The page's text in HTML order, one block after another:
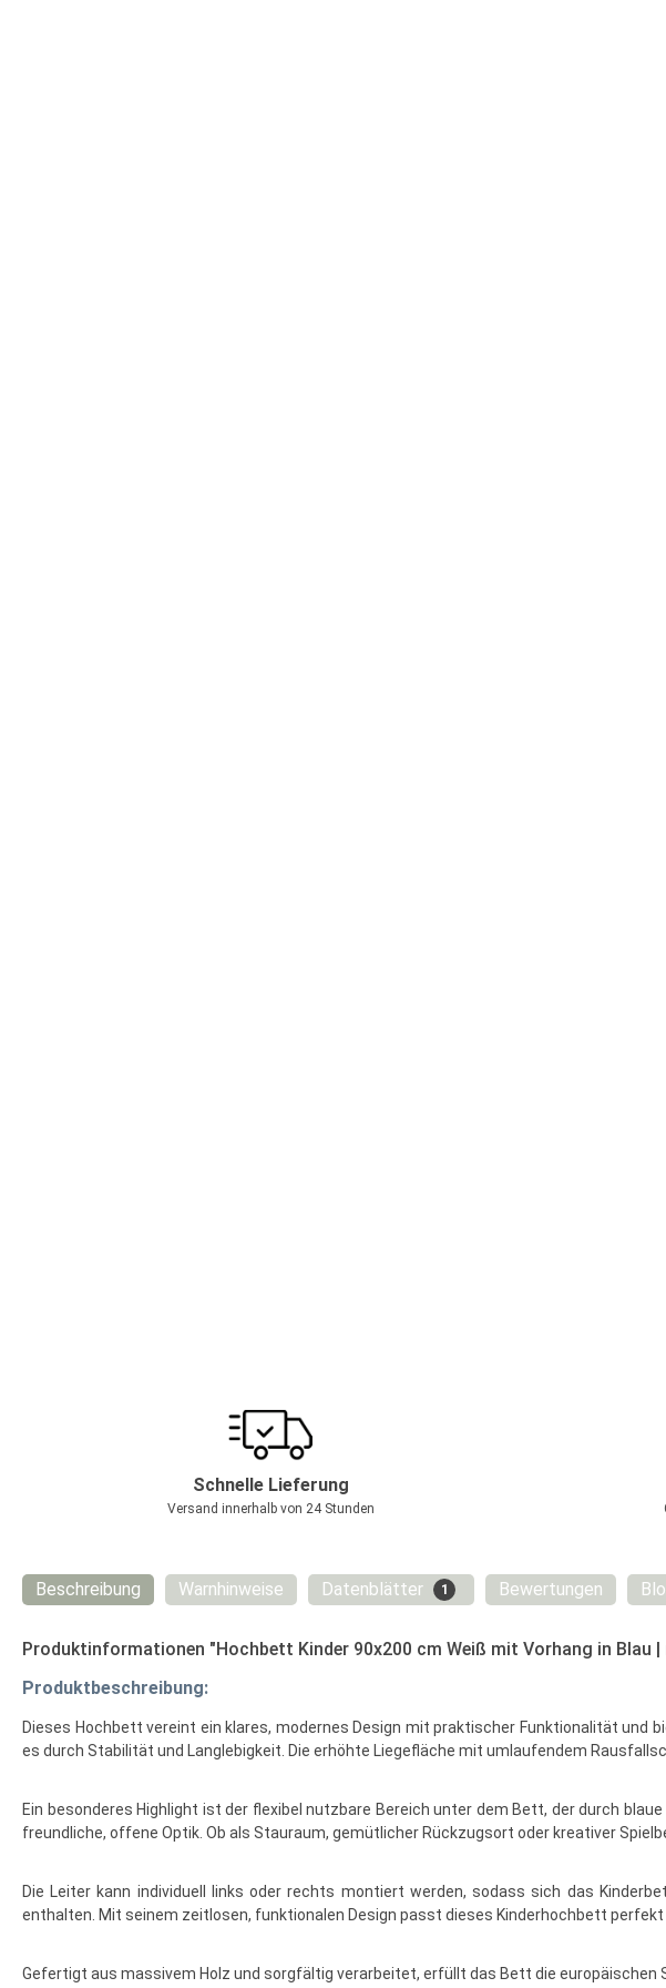
Schnelle Lieferung
Versand innerhalb von 24 Stunden
Beschreibung Warnhinweise Datenblätter 1 Bewertungen
Produktinformationen "Hochbett Kinder 90x200 cm Weiß mit Vorhang in Blau
Produktbeschreibung:
Dieses Hochbett vereint ein klares, modernes Design mit praktischer Funktionalität
es durch Stabilität und Langlebigkeit. Die erhöhte Liegefläche mit umlaufendem
Ein besonderes Highlight ist der flexibel nutzbare Bereich unter dem Bett, der durch
freundliche, offene Optik. Ob als Stauraum, gemütlicher Rückzugsort oder kreativer
Die Leiter kann individuell links oder rechts montiert werden, sodass sich das
enthalten. Mit seinem zeitlosen, funktionalen Design passt dieses Kinderhochbett
Gefertigt aus massivem Holz und sorgfältig verarbeitet, erfüllt das Bett die europäischen